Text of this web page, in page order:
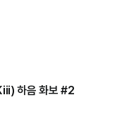
하음 화보 #2